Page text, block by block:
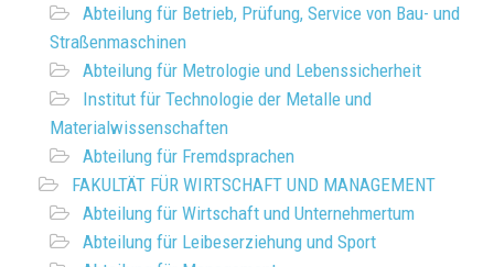
Abteilung für Betrieb, Prüfung, Service von Bau- und
Straßenmaschinen
Abteilung für Metrologie und Lebenssicherheit
Institut für Technologie der Metalle und
Materialwissenschaften
Abteilung für Fremdsprachen
FAKULTÄT FÜR WIRTSCHAFT UND MANAGEMENT
Abteilung für Wirtschaft und Unternehmertum
Abteilung für Leibeserziehung und Sport